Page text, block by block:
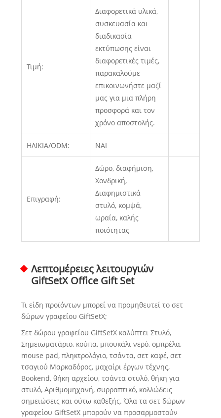
Τιμή:
Διαφορετικά υλικά,
συσκευασία και
διαδικασία
εκτύπωσης είναι
διαφορετικές τιμές,
παρακαλούμε
επικοινωνήστε μαζί
μας για μια πλήρη
προσφορά και τον
χρόνο αποστολής.
ΗΛΙΚΙΑ/ODM: ΝΑΙ
Επιγραφή:
Δώρο, διαφήμιση,
Χονδρική,
Διαφημιστικά
στυλό, κομψά,
ωραία, καλής
ποιότητας
Λεπτομέρειες λειτουργιών
GiftSetX Office Gift Set
Τι είδη προϊόντων μπορεί να προμηθευτεί το σετ
δώρων γραφείου GiftSetX;
Σετ δώρου γραφείου GiftSetX καλύπτει Στυλό,
Σημειωματάριο, κούπα, μπουκάλι νερό, ομπρέλα,
mouse pad, πληκτρολόγιο, τσάντα, σετ καφέ, σετ
τσαγιού Μαρκαδόρος, μαχαίρι έργων τέχνης,
Bookend, θήκη αρχείου, τσάντα στυλό, θήκη για
στυλό, Αριθμομηχανή, συρραπτικό, κολλώδεις
σημειώσεις και ούτω καθεξής. Όλα τα σετ δώρων
γραφείου GiftSetX μπορούν να προσαρμοστούν